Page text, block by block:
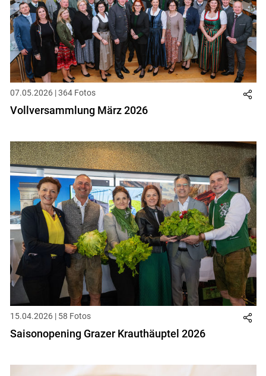
07.05.2026 | 364 Fotos
Vollversammlung März 2026
15.04.2026 | 58 Fotos
Saisonopening Grazer Krauthäuptel 2026